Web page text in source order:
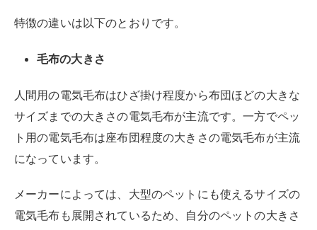
特徴の違いは以下のとおりです。
毛布の大きさ
人間用の電気毛布はひざ掛け程度から布団ほどの大きな
サイズまでの大きさの電気毛布が主流です。一方でペッ
ト用の電気毛布は座布団程度の大きさの電気毛布が主流
になっています。
メーカーによっては、大型のペットにも使えるサイズの
電気毛布も展開されているため、自分のペットの大きさ